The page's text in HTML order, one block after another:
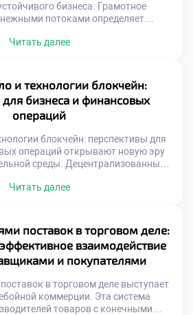
бизнеса. Грамотное
потоками определяет
превращается в хаос.
и последствия. Понимание
профессионала от дилетанта.
дисциплинам формирует
Студенты учатся видеть […]
Читать далее
и технологии блокчейн:
бизнеса и финансовых
операций
блокчейн: перспективы для
операций открывают новую эру
среды. Децентрализованные
Посредники уступают место
Бизнес получает инструмент
шума. Студенты
распределенных систем как базу
адаптируется под […]
Читать далее
поставок в торговом деле:
взаимодействие
и покупателями
в торговом деле выступает
коммерции. Эта система
товаров с конечными